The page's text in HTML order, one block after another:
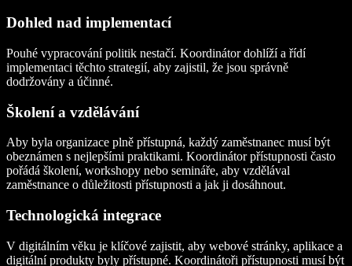
Dohled nad implementací
Pouhé vypracování politik nestačí. Koordinátor dohlíží a řídí
implementaci těchto strategií, aby zajistil, že jsou správně
dodržovány a účinné.
Školení a vzdělávání
Aby byla organizace plně přístupná, každý zaměstnanec musí být
obeznámen s nejlepšími praktikami. Koordinátor přístupnosti často
pořádá školení, workshopy nebo semináře, aby vzdělával
zaměstnance o důležitosti přístupnosti a jak ji dosáhnout.
Technologická integrace
V digitálním věku je klíčové zajistit, aby webové stránky, aplikace a
digitální produkty byly přístupné. Koordinátoři přístupnosti musí být